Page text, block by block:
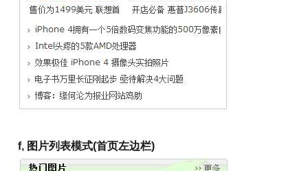
f, 图片列表模式(首页左边栏)